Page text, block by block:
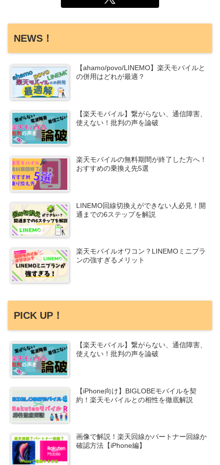
NEWS！
【ahamo/povo/LINEMO】楽天モバイルと
の併用はどれが最適？
【楽天モバイル】繋がらない、通信障害、
使えない！批判の声を論破
楽天モバイルの無料期間が終了した方へ！
おすすめの乗換え先5選
LINEMO回線切換えができない人必見！開
通までの6ステップを解説
楽天モバイルオワコン？LINEMOミニプラ
ンの強すぎるメリット
PICK UP！
【楽天モバイル】繋がらない、通信障害、
使えない！批判の声を論破
【iPhone向け】BIGLOBEモバイルを契
約！楽天モバイルとの相性を徹底解説
画像で解説！楽天回線かパートナー回線か
確認方法【iPhone編】